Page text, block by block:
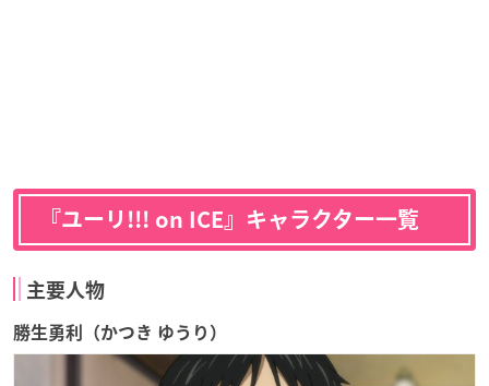
『ユーリ!!! on ICE』キャラクター一覧
主要人物
勝生勇利（かつき ゆうり）